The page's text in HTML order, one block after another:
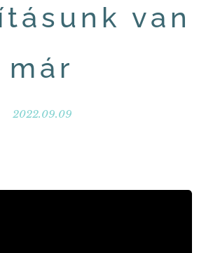
van
már
2022.09.09